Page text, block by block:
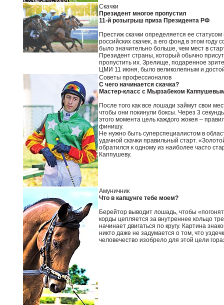
Скачки
Президент многое пропустил
11-й розыгрыш приза Президента РФ
Престиж скачки определяется ее
российских скачек, а его фонд в этом году
было значительно больше, чем мест в
Президент страны, который обычно
пропустить их. Зрелище, подаренное
ЦМИ 11 июня, было великолепным и
Советы профессионалов
С чего начинается скачка?
Мастер-класс с Мырзабеком
После того как все лошади займут свои
чтобы они покинули боксы. Через 3
этого момента цель каждого жокея –
финишу.
Не нужно быть суперспециалистом в
удачной скачки правильный старт.
обратился к одному из наиболее часто
Каппушеву.
Амуничник
Что в капцунге тебе моем?
Берейтор выводит лошадь, чтобы
корды цепляется за внутреннее кольцо
начинает двигаться по кругу. Картина
никто даже не задумается о том, что
человечество изобрело для этой цели